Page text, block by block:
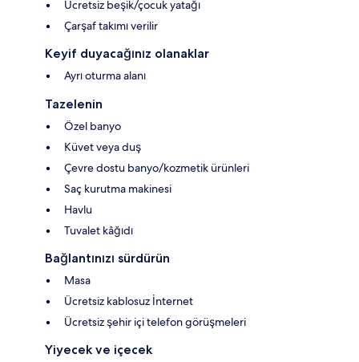
Ücretsiz beşik/çocuk yatağı
Çarşaf takımı verilir
Keyif duyacağınız olanaklar
Ayrı oturma alanı
Tazelenin
Özel banyo
Küvet veya duş
Çevre dostu banyo/kozmetik ürünleri
Saç kurutma makinesi
Havlu
Tuvalet kâğıdı
Bağlantınızı sürdürün
Masa
Ücretsiz kablosuz İnternet
Ücretsiz şehir içi telefon görüşmeleri
Yiyecek ve içecek